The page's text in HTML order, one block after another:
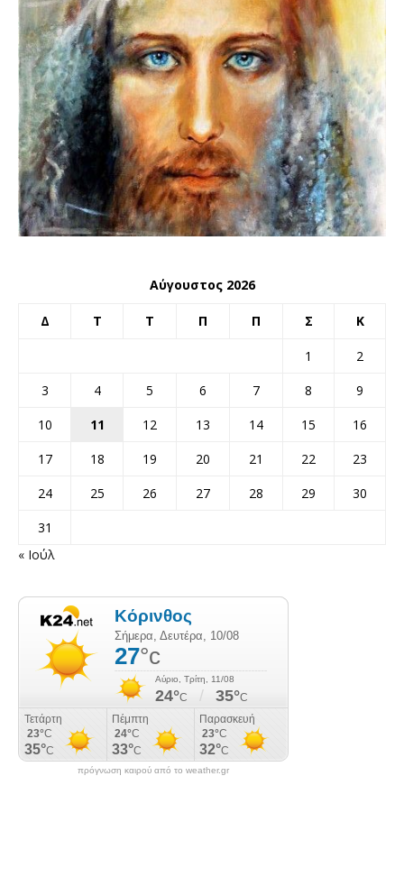
Αύγουστος 2026
Δ Τ Τ Π Π Σ Κ
1
2
3
4 5 6 7 8
9
10
11 12 13 14 15
16
17
18 19 20 21 22
23
24
25 26 27 28 29
30
31
« Ιούλ
πρόγνωση καιρού από το weather.gr